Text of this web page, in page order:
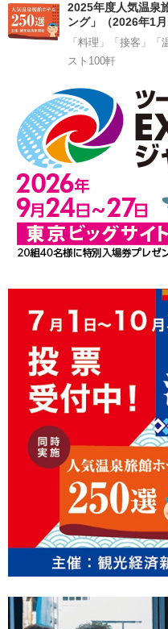
2025年度人気温泉
ング」（2026年1月
「料理」「接客」
スト100軒